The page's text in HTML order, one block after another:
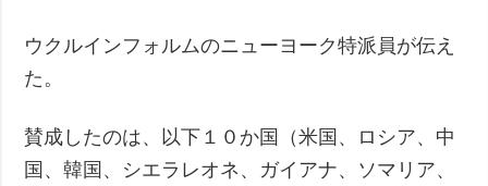
インタビュー
写真
フォトバンク
ウクルインフォルムのニューヨーク特派員が伝え
た。
賛成したのは、以下１０か国（米国、ロシア、中
国、韓国、シエラレオネ、ガイアナ、ソマリア、